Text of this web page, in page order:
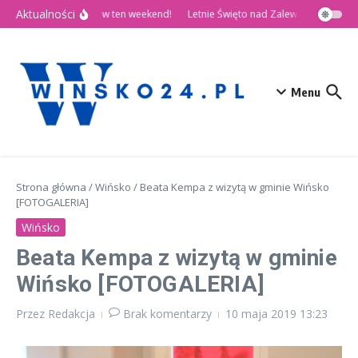
Przejdź do treści
Aktualności
Wińska 2026 już w ten weekend! Letnie Święto nad Zalewem Słup Dziś
Menu
Strona główna /Wińsko / Beata Kempa z wizytą w gminie Wińsko
[FOTOGALERIA]
Wińsko
Beata Kempa z wizytą w gminie
Wińsko [FOTOGALERIA]
Przez Redakcja Brak komentarzy 10 maja 2019 13:23